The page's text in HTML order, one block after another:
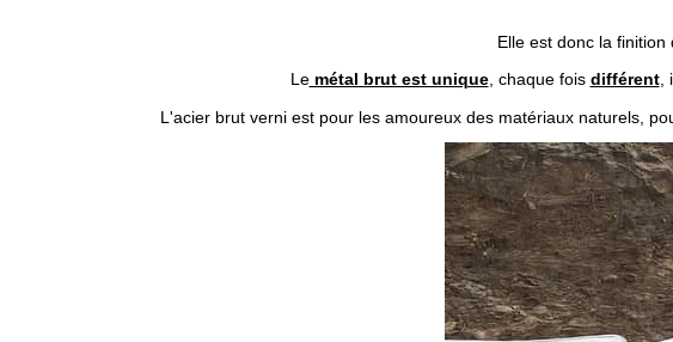
Elle est donc la
Lemétal brut est unique, chaque fois différent,
L'acier brut verni est pour les amoureux des matériaux naturels,